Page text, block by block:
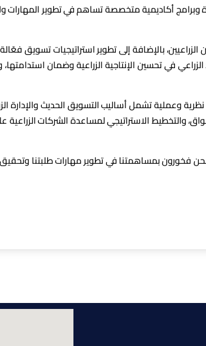
أكاديمية متخصصة تساهم في تطوير المهارات
بالإضافة إلى تطوير استراتيجيات تسويق
في تحسين الإنتاجية الزراعية وضمان
وعملية تشمل أساليب التسويق الحديث والإدارة
والتخطيط الاستراتيجي لمساعدة الشركات
فخورون بمساهمتنا في تطوير مهارات طلبتنا